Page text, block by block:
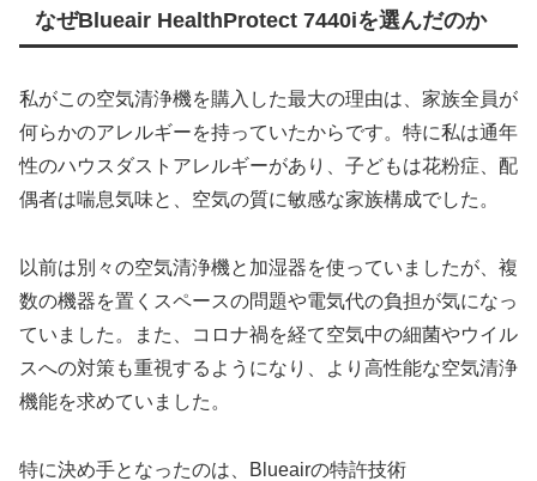
なぜBlueair HealthProtect 7440iを選んだのか
私がこの空気清浄機を購入した最大の理由は、家族全員が
何らかのアレルギーを持っていたからです。特に私は通年
性のハウスダストアレルギーがあり、子どもは花粉症、配
偶者は喘息気味と、空気の質に敏感な家族構成でした。
以前は別々の空気清浄機と加湿器を使っていましたが、複
数の機器を置くスペースの問題や電気代の負担が気になっ
ていました。また、コロナ禍を経て空気中の細菌やウイル
スへの対策も重視するようになり、より高性能な空気清浄
機能を求めていました。
特に決め手となったのは、Blueairの特許技術